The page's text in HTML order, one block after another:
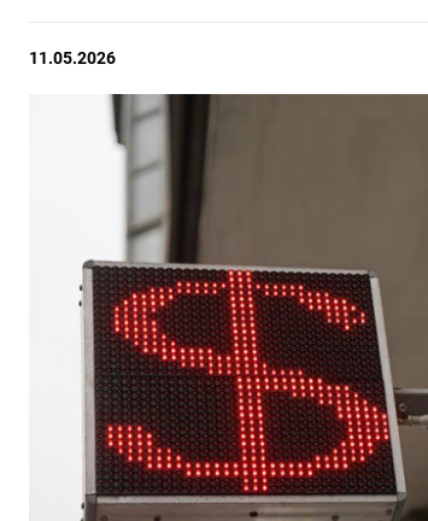
11.05.2026